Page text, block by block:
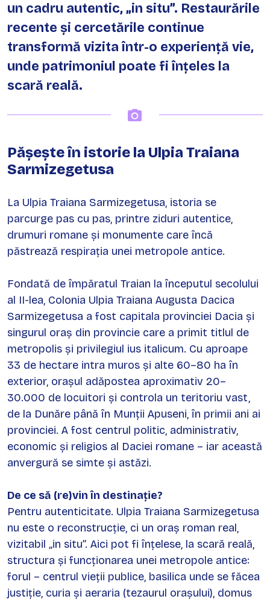
un cadru autentic, „in situ”. Restaurările
recente și cercetările continue
transformă vizita într-o experiență vie,
unde patrimoniul poate fi înțeles la
scară reală.
Pășește în istorie la Ulpia Traiana
Sarmizegetusa
La Ulpia Traiana Sarmizegetusa, istoria se
parcurge pas cu pas, printre ziduri autentice,
drumuri romane și monumente care încă
păstrează respirația unei metropole antice.
Fondată de împăratul Traian la începutul secolului
al II-lea, Colonia Ulpia Traiana Augusta Dacica
Sarmizegetusa a fost capitala provinciei Dacia și
singurul oraș din provincie care a primit titlul de
metropolis și privilegiul ius italicum. Cu aproape
33 de hectare intra muros și alte 60–80 ha în
exterior, orașul adăpostea aproximativ 20–
30.000 de locuitori și controla un teritoriu vast,
de la Dunăre până în Munții Apuseni, în primii ani ai
provinciei. A fost centrul politic, administrativ,
economic și religios al Daciei romane – iar această
anvergură se simte și astăzi.
De ce să (re)vin în destinație?
Pentru autenticitate. Ulpia Traiana Sarmizegetusa
nu este o reconstrucție, ci un oraș roman real,
vizitabil „in situ”. Aici pot fi înțelese, la scară reală,
structura și funcționarea unei metropole antice:
forul – centrul vieții publice, basilica unde se făcea
justiție, curia și aeraria (tezaurul orașului), domus